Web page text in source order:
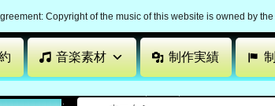
Copyright of the music of this website is owned by
音楽素材 制作実績